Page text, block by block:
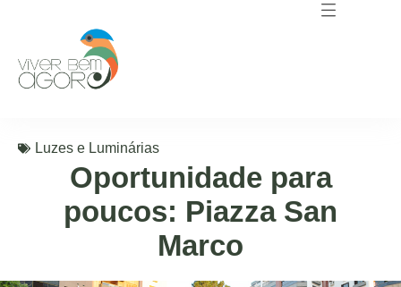
Luzes e Luminárias
Oportunidade para
poucos: Piazza San
Marco